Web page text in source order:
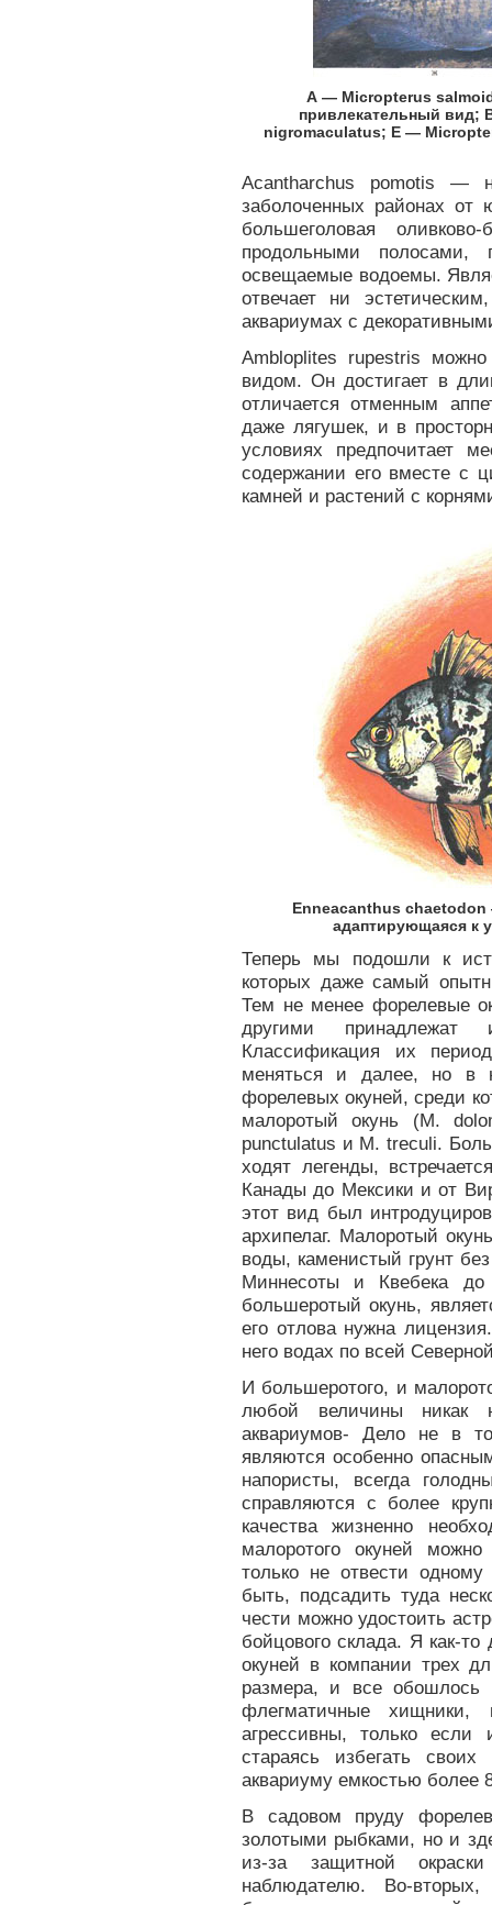
А — Micropterus
привлекательный
nigromaculatus; E —
Acantharchus pomotis —
заболоченных районах
большеголовая
продольными полосами,
освещаемые водоемы.
отвечает ни
аквариумах с
Ambloplites rupestris
видом. Он достигает в
отличается отменным
даже лягушек, и в
условиях предпочитает
содержании его вместе с
камней и растений с
Enneacanthus
адаптирующаяся к
Теперь мы подошли к
которых даже самый
Тем не менее форелевые
другими принадлежат
Классификация их
меняться и далее, но в
форелевых окуней, среди
малоротый окунь (М.
punctulatus и М. treculi.
ходят легенды,
Канады до Мексики и от
этот вид был
архипелаг. Малоротый
воды, каменистый грунт
Миннесоты и Квебека
большеротый окунь,
его отлова нужна
него водах по всей
И большеротого, и
любой величины никак
аквариумов- Дело не в
являются особенно
напористы, всегда
справляются с более
качества жизненно
малоротого окуней
только не отвести
быть, подсадить туда
чести можно удостоить
бойцового склада. Я как-
окуней в компании трех
размера, и все обошлось
флегматичные
агрессивны, только
стараясь избегать
аквариуму емкостью более
В садовом пруду
золотыми рыбками, но и
из-за защитной
наблюдателю. Во-